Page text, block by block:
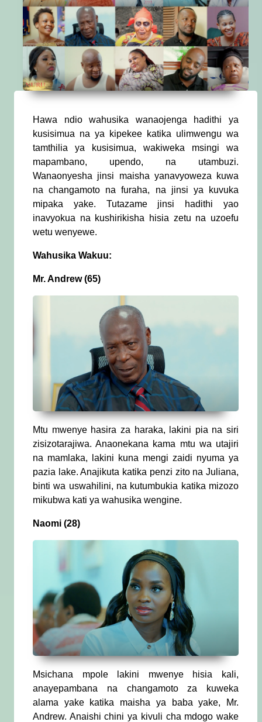
Hawa ndio wahusika wanaojenga hadithi ya
kusisimua na ya kipekee katika ulimwengu wa
tamthilia ya kusisimua, wakiweka msingi wa
mapambano, upendo, na utambuzi.
Wanaonyesha jinsi maisha yanavyoweza kuwa
na changamoto na furaha, na jinsi ya kuvuka
mipaka yake. Tutazame jinsi hadithi yao
inavyokua na kushirikisha hisia zetu na uzoefu
wetu wenyewe.
Wahusika Wakuu:
Mr. Andrew (65)
Mtu mwenye hasira za haraka, lakini pia na siri
zisizotarajiwa. Anaonekana kama mtu wa utajiri
na mamlaka, lakini kuna mengi zaidi nyuma ya
pazia lake. Anajikuta katika penzi zito na Juliana,
binti wa uswahilini, na kutumbukia katika mizozo
mikubwa kati ya wahusika wengine.
Naomi (28)
Msichana mpole lakini mwenye hisia kali,
anayepambana na changamoto za kuweka
alama yake katika maisha ya baba yake, Mr.
Andrew. Anaishi chini ya kivuli cha mdogo wake